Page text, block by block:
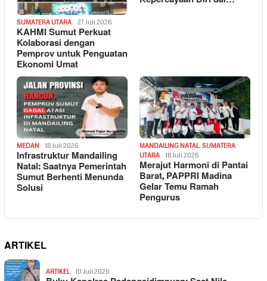
SUMATERA UTARA 27 Juli 2026
KAHMI Sumut Perkuat
Kolaborasi dengan
Pemprov untuk Penguatan
Ekonomi Umat
MEDAN 18 Juli 2026
Infrastruktur Mandailing
Natal: Saatnya Pemerintah
Sumut Berhenti Menunda
Solusi
MANDAILING NATAL, SUMATERA
UTARA
18 Juli 2026
Merajut Harmoni di Pantai
Barat, PAPPRI Madina
Gelar Temu Ramah
Pengurus
ARTIKEL
ARTIKEL 10 Juli 2026